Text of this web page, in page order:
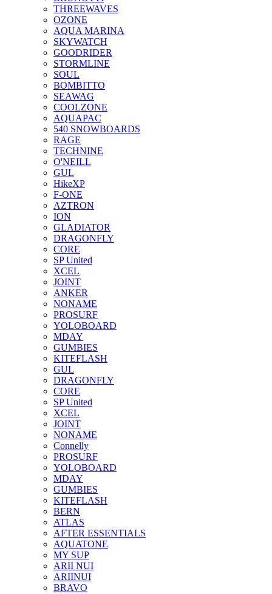
THREEWAVES
OZONE
AQUA MARINA
SKYWATCH
GOODRIDER
STORMLINE
SOUL
BOMBITTO
SEAWAG
COOLZONE
AQUAPAC
540 SNOWBOARDS
RAGE
TECHNINE
O'NEILL
GUL
HikeXP
F-ONE
AZTRON
ION
GLADIATOR
DRAGONFLY
CORE
SP United
XCEL
JOINT
ANKER
NONAME
PROSURF
YOLOBOARD
MDAY
GUMBIES
KITEFLASH
GUL
DRAGONFLY
CORE
SP United
XCEL
JOINT
NONAME
Connelly
PROSURF
YOLOBOARD
MDAY
GUMBIES
KITEFLASH
BERN
ATLAS
AFTER ESSENTIALS
AQUATONE
MY SUP
ARII NUI
ARIINUI
BRAVO